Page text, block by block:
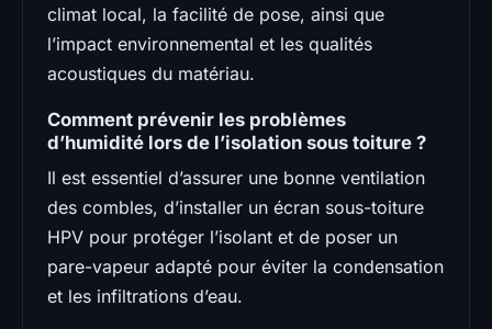
climat local, la facilité de pose, ainsi que
l’impact environnemental et les qualités
acoustiques du matériau.
Comment prévenir les problèmes
d’humidité lors de l’isolation sous toiture ?
Il est essentiel d’assurer une bonne ventilation
des combles, d’installer un écran sous-toiture
HPV pour protéger l’isolant et de poser un
pare-vapeur adapté pour éviter la condensation
et les infiltrations d’eau.